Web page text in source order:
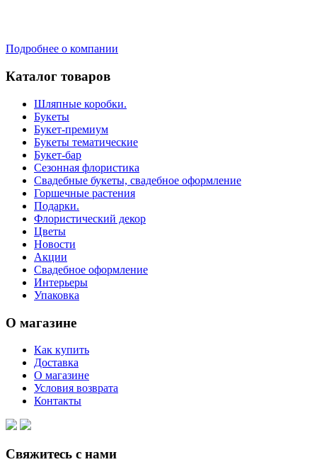
Подробнее о компании
Каталог товаров
Шляпные коробки.
Букеты
Букет-премиум
Букеты тематические
Букет-бар
Сезонная флористика
Свадебные букеты, свадебное оформление
Горшечные растения
Подарки.
Флористический декор
Цветы
Новости
Акции
Свадебное оформление
Интерьеры
Упаковка
О магазине
Как купить
Доставка
О магазине
Условия возврата
Контакты
Свяжитесь с нами